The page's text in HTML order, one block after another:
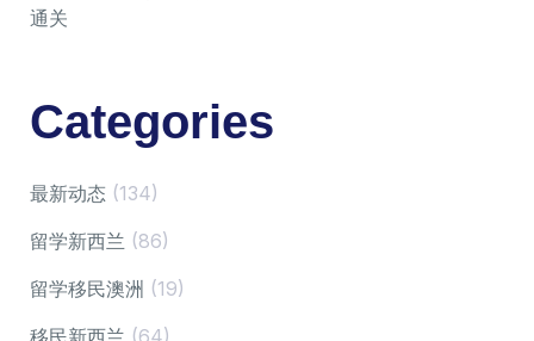
通关
Categories
最新动态 (134)
留学新西兰 (86)
留学移民澳洲 (19)
移民新西兰 (64)